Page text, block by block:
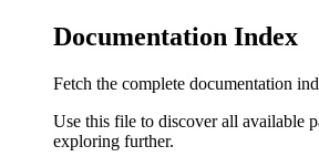
Documentation Index
Fetch the complete documentation
Use this file to discover all available
exploring further.